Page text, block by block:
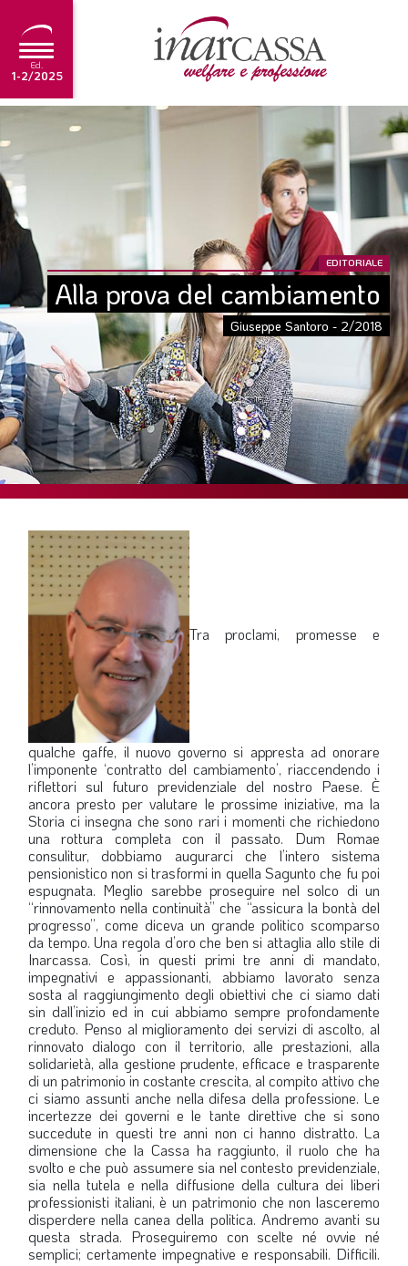
Ed.
1-2/2025
TUTORIAL
SCADENZARIO
ARCHIVIO
Ultima edizione
1-2/2025
SOMMARIO
EDITORIALE
PREVIDENZA
PROFESSIONE
TERZA PAGINA
LE FOTO DEL FIL ROUGE
IN QUESTO NUMERO
SCENARIO ECONOMICO
SPAZIO APERTO
GOVERNANCE
FONDAZIONE
ASSOCIAZIONI
LA VIGNETTA DI EVASIO
SPECIALE
CAMBIA NUMERO expand_more
EDITORIALE
Alla prova del cambiamento
Giuseppe Santoro - 2/2018
Tra proclami, promesse e
qualche gaffe, il nuovo governo si appresta ad onorare
l’imponente ‘contratto del cambiamento’, riaccendendo i
riflettori sul futuro previdenziale del nostro Paese. È
ancora presto per valutare le prossime iniziative, ma la
Storia ci insegna che sono rari i momenti che richiedono
una rottura completa con il passato. Dum Romae
consulitur, dobbiamo augurarci che l’intero sistema
pensionistico non si trasformi in quella Sagunto che fu poi
espugnata. Meglio sarebbe proseguire nel solco di un
“rinnovamento nella continuità” che “assicura la bontà del
progresso”, come diceva un grande politico scomparso
da tempo. Una regola d’oro che ben si attaglia allo stile di
Inarcassa. Così, in questi primi tre anni di mandato,
impegnativi e appassionanti, abbiamo lavorato senza
sosta al raggiungimento degli obiettivi che ci siamo dati
sin dall’inizio ed in cui abbiamo sempre profondamente
creduto. Penso al miglioramento dei servizi di ascolto, al
rinnovato dialogo con il territorio, alle prestazioni, alla
solidarietà, alla gestione prudente, efficace e trasparente
di un patrimonio in costante crescita, al compito attivo che
ci siamo assunti anche nella difesa della professione. Le
incertezze dei governi e le tante direttive che si sono
succedute in questi tre anni non ci hanno distratto. La
dimensione che la Cassa ha raggiunto, il ruolo che ha
svolto e che può assumere sia nel contesto previdenziale,
sia nella tutela e nella diffusione della cultura dei liberi
professionisti italiani, è un patrimonio che non lasceremo
disperdere nella canea della politica. Andremo avanti su
questa strada. Proseguiremo con scelte né ovvie né
semplici; certamente impegnative e responsabili. Difficili.